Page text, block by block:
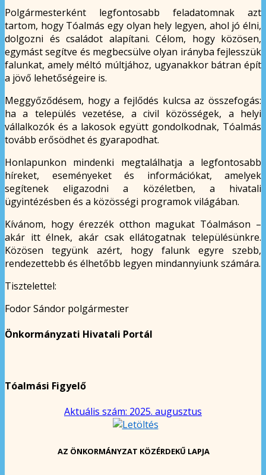
Polgármesterként legfontosabb feladatomnak azt
tartom, hogy Tóalmás egy olyan hely legyen, ahol jó élni,
dolgozni és családot alapítani. Célom, hogy közösen,
egymást segítve és megbecsülve olyan irányba fejlesszük
falunkat, amely méltó múltjához, ugyanakkor bátran épít
a jövő lehetőségeire is.
Meggyőződésem, hogy a fejlődés kulcsa az összefogás:
ha a település vezetése, a civil közösségek, a helyi
vállalkozók és a lakosok együtt gondolkodnak, Tóalmás
tovább erősödhet és gyarapodhat.
Honlapunkon mindenki megtalálhatja a legfontosabb
híreket, eseményeket és információkat, amelyek
segítenek eligazodni a közéletben, a hivatali
ügyintézésben és a közösségi programok világában.
Kívánom, hogy érezzék otthon magukat Tóalmáson –
akár itt élnek, akár csak ellátogatnak településünkre.
Közösen tegyünk azért, hogy falunk egyre szebb,
rendezettebb és élhetőbb legyen mindannyiunk számára.
Tisztelettel:
Fodor Sándor polgármester
Önkormányzati Hivatali Portál
Tóalmási Figyelő
Aktuális szám: 2025. augusztus
AZ ÖNKORMÁNYZAT KÖZÉRDEKŰ LAPJA